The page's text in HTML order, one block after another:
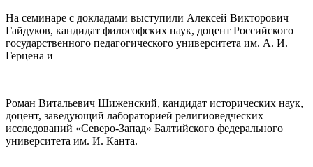
На семинаре с докладами выступили Алексей Викторович
Гайдуков, кандидат философских наук, доцент Российского
государственного педагогического университета им. А. И.
Герцена и
Роман Витальевич Шиженский, кандидат исторических наук,
доцент, заведующий лабораторией религиоведческих
исследований «Северо-Запад» Балтийского федерального
университета им. И. Канта.